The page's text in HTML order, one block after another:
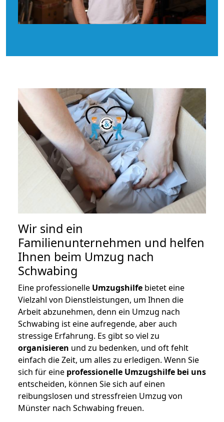
Wir sind ein
Familienunternehmen und helfen
Ihnen beim Umzug nach
Schwabing
Eine professionelle Umzugshilfe bietet eine
Vielzahl von Dienstleistungen, um Ihnen die
Arbeit abzunehmen, denn ein Umzug nach
Schwabing ist eine aufregende, aber auch
stressige Erfahrung. Es gibt so viel zu
organisieren und zu bedenken, und oft fehlt
einfach die Zeit, um alles zu erledigen. Wenn Sie
sich für eine professionelle Umzugshilfe bei uns
entscheiden, können Sie sich auf einen
reibungslosen und stressfreien Umzug von
Münster nach Schwabing freuen.